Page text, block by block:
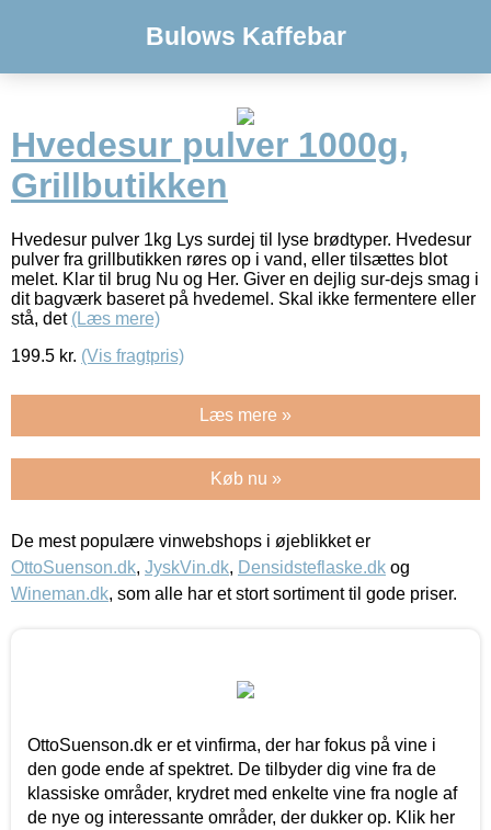
Bulows Kaffebar
Hvedesur pulver 1000g,
Grillbutikken
Hvedesur pulver 1kg Lys surdej til lyse brødtyper. Hvedesur
pulver fra grillbutikken røres op i vand, eller tilsættes blot
melet. Klar til brug Nu og Her. Giver en dejlig sur-dejs smag i
dit bagværk baseret på hvedemel. Skal ikke fermentere eller
stå, det (Læs mere)
199.5 kr. (Vis fragtpris)
Læs mere »
Køb nu »
De mest populære vinwebshops i øjeblikket er
OttoSuenson.dk, JyskVin.dk, Densidsteflaske.dk og
Wineman.dk, som alle har et stort sortiment til gode priser.
OttoSuenson.dk er et vinfirma, der har fokus på vine i
den gode ende af spektret. De tilbyder dig vine fra de
klassiske områder, krydret med enkelte vine fra nogle af
de nye og interessante områder, der dukker op. Klik her